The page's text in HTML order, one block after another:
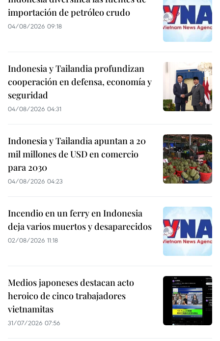
importación de petróleo crudo
04/08/2026 09:18
Indonesia y Tailandia profundizan
cooperación en defensa, economía y
seguridad
04/08/2026 04:31
Indonesia y Tailandia apuntan a 20
mil millones de USD en comercio
para 2030
04/08/2026 04:23
Incendio en un ferry en Indonesia
deja varios muertos y desaparecidos
02/08/2026 11:18
Medios japoneses destacan acto
heroico de cinco trabajadores
vietnamitas
31/07/2026 07:56